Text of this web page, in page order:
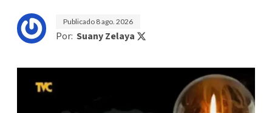
Publicado 8 ago. 2026
Por: Suany Zelaya